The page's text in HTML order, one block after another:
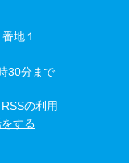
地１
30分まで
RSSの利用
する